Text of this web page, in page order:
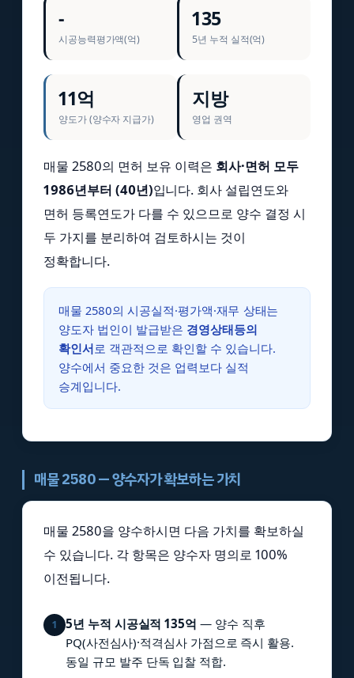
-
시공능력평가액(억)
135
5년 누적 실적(억)
11억
양도가 (양수자 지급가)
지방
영업 권역
매물 2580의 면허 보유 이력은 회사·면허 모두
1986년부터 (40년)입니다. 회사 설립연도와
면허 등록연도가 다를 수 있으므로 양수 결정 시
두 가지를 분리하여 검토하시는 것이
정확합니다.
매물 2580의 시공실적·평가액·재무 상태는
양도자 법인이 발급받은 경영상태등의
확인서로 객관적으로 확인할 수 있습니다.
양수에서 중요한 것은 업력보다 실적
승계입니다.
매물 2580 — 양수자가 확보하는 가치
매물 2580을 양수하시면 다음 가치를 확보하실
수 있습니다. 각 항목은 양수자 명의로 100%
이전됩니다.
1 5년 누적 시공실적 135억 — 양수 직후
PQ(사전심사)·적격심사 가점으로 즉시 활용.
동일 규모 발주 단독 입찰 적합.